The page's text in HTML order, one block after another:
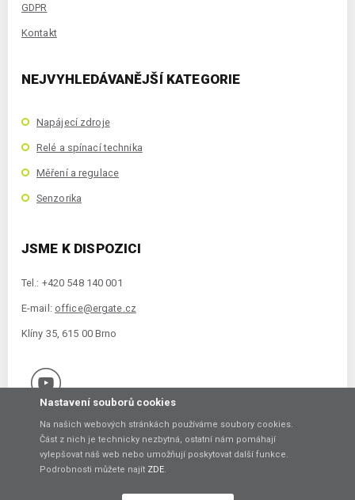
GDPR
Kontakt
NEJVYHLEDÁVANĚJŠÍ KATEGORIE
Napájecí zdroje
Relé a spínací technika
Měření a regulace
Senzorika
JSME K DISPOZICI
Tel.: +420 548 140 001
E-mail: office@ergate.cz
Klíny 35, 615 00 Brno
Copyright © 2021 ERGATE Automation s.r.o., Klíny 35, 61500 Brno
Nastavení souborů cookies
Na našich webových stránkách používáme soubory cookies.
Část z nich je technicky nezbytná, ostatní nám pomáhají
vylepšovat náš web nebo umožňují poskytovat další funkce.
Podrobnosti můžete najít ZDE.